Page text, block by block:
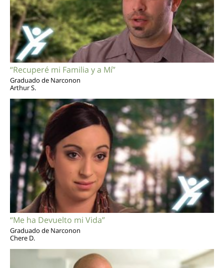
“Recuperé mi Familia y a Mí”
Graduado de Narconon
Arthur S.
“Me ha Devuelto mi Vida”
Graduado de Narconon
Chere D.